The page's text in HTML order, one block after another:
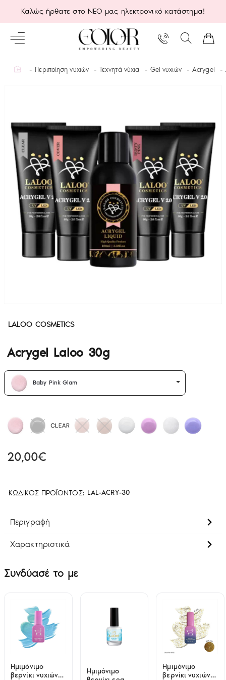
Καλώς ήρθατε στο ΝΕΟ μας ηλεκτρονικό κατάστημα!
homeΠεριποίηση νυχιών Τεχνητά νύχια Gel νυχιών Acrygel
LALOO COSMETICS
Acrygel Laloo 30g
ΚΩΔΙΚΌΣ ΠΡΟΪΌΝΤΟΣ: LAL-ACRY-30
20,00€
Baby Pink Glam
Περιγραφή
Χαρακτηριστικά
Συνδύασέ το με
Ημιμόνιμο
βερνίκι νυχιών
Ημιμόνιμο
Ημιμόνιμο
βερνίκι νυχιών